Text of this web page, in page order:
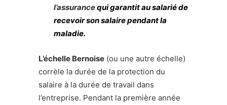
l’assurancequi garantit au salarié de
recevoir son salaire pendant la
maladie.
L’échelle Bernoise (ou une autre échelle)
corrèle la durée de la protection du
salaire à la durée de travail dans
l’entreprise. Pendant la première année